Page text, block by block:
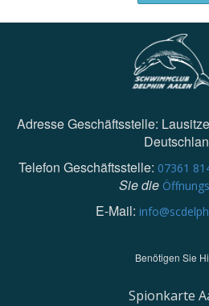
Adresse Geschäftsstelle:
Telefon Geschäftsstelle: 07361
Sie die
E-Mail:
Benötigen Sie
Spionkarte